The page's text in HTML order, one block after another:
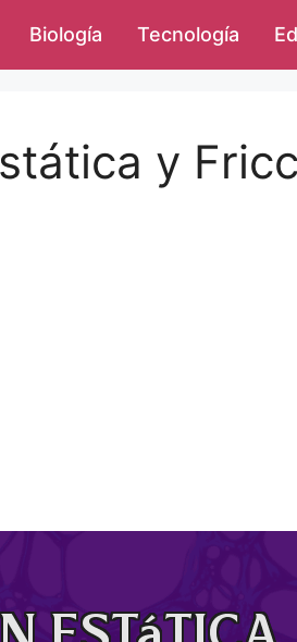
Biología Tecnología
y